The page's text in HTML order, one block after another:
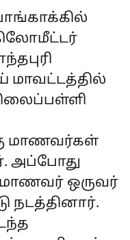
மாவட்டத்தில்
மாணவர்கள்
அப்போது
மாணவர் ஒருவர்
நடத்தினார்.